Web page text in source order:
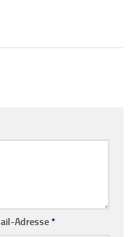
Adresse*